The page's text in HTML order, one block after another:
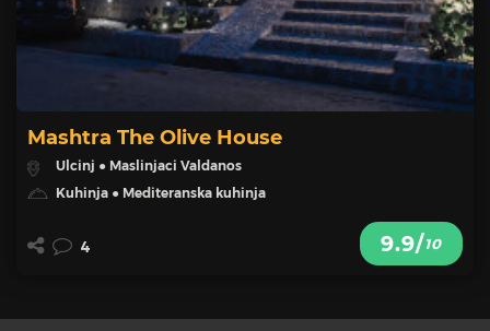
Mashtra The Olive House
Ulcinj ● Maslinjaci Valdanos
Kuhinja ● Mediteranska kuhinja
9.9/10
4